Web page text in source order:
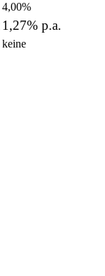
4,00%
1,27% p.a.
keine